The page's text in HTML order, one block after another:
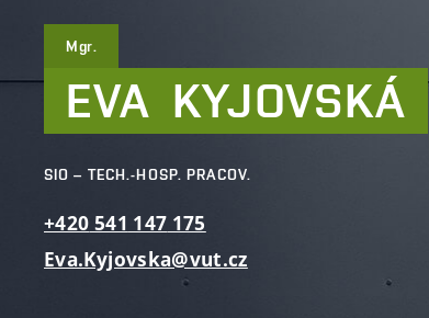
Mgr.
EVA KYJOVSKÁ
SIO – TECH.-HOSP. PRACOV.
+420 541 147 175
Eva.Kyjovska@vut.cz